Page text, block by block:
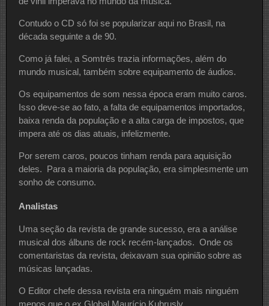
Contudo o CD só foi se popularizar aqui no Brasil, na
década seguinte a de 90.
Como já falei, a Somtrês trazia informações, além do
mundo musical, também sobre equipamento de áudios.
Os equipamentos de som nessa época eram muito caros.
Isso deve-se ao fato, a falta de equipamentos importados,
baixa renda da população e a alta carga de impostos, que
impera até os dias atuais, infelizmente.
Por serem caros, poucos tinham renda para aquisição
deles. Para a maioria da população, era simplesmente um
sonho de consumo.
Analistas
Uma seção da revista de grande sucesso, era a análise
musical dos álbuns de rock recém-lançados. Onde os
comentaristas da revista, deixavam sua opinião sobre as
músicas lançadas.
O Editor chefe dessa revista era ninguém mais ninguém